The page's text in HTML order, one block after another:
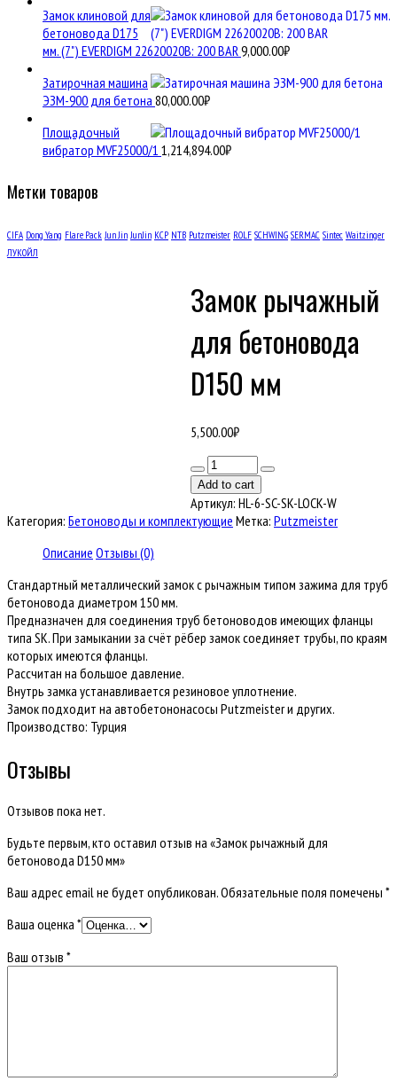
Замок клиновой для
бетоновода D175
мм. (7") EVERDIGM 22620020B: 200 BAR9,000.00₽
Затирочная машина
ЭЗМ-900 для бетона 80,000.00₽
Площадочный
вибратор MVF25000/1 1,214,894.00₽
Метки товаров
CIFA Dong Yang Flare Pack Jun Jin JunJin KCP NTB Putzmeister ROLF SCHWING SERMAC Sintec Waitzinger
ЛУКОЙЛ
Замок рычажный
для бетоновода
D150 мм
5,500.00₽
Количество
товара
Замок
рычажный
для
мм
Add to cart
Артикул:HL-6-SC-SK-LOCK-W
Категория: Бетоноводы и комплектующие Метка: Putzmeister
Описание Отзывы (0)
Стандартный металлический замок с рычажным типом зажима для труб
бетоновода диаметром 150 мм.
Предназначен для соединения труб бетоноводов имеющих фланцы
типа SK. При замыкании за счёт рёбер замок соединяет трубы, по краям
которых имеются фланцы.
Рассчитан на большое давление.
Внутрь замка устанавливается резиновое уплотнение.
Замок подходит на автобетононасосы Putzmeister и других.
Производство: Турция
Отзывы
Отзывов пока нет.
Будьте первым, кто оставил отзыв на «Замок рычажный для
бетоновода D150 мм»
Ваш адрес email не будет опубликован.Обязательные поля помечены *
Ваша оценка *
Ваш отзыв *